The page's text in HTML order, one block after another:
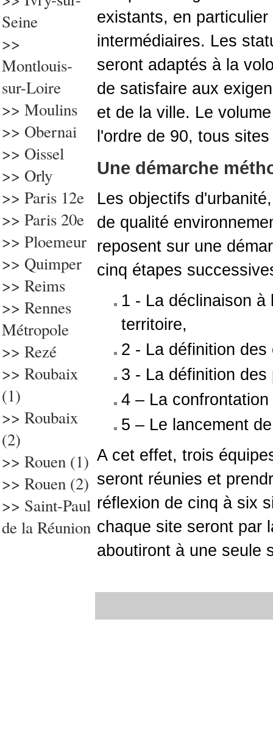
Seine
>>
Montlouis-
sur-Loire
>> Moulins
>> Obernai
>> Oissel
>> Orly
>> Paris 12e
>> Paris 20e
>> Ploemeur
>> Quimper
>> Reims
>> Rennes
Métropole
>> Rezé
>> Roubaix
(1)
>> Roubaix
(2)
>> Rouen (1)
>> Rouen (2)
>> Saint-Paul
de la Réunion
existants, en
intermédiaires. Les
seront adaptés à la
de satisfaire aux
et de la ville. Le
l'ordre de 90, tous
Une démarche
Les objectifs
de qualité
reposent sur une
cinq étapes
1 - La déclinaison à
territoire,
2 - La définition
3 - La définition des
4 – La
5 – Le lancement
A cet effet, trois
seront réunies et
réflexion de cinq à six
chaque site seront par
aboutiront à une seule